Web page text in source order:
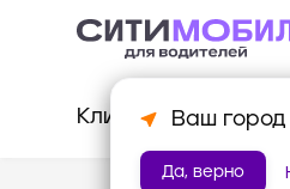
Ваш
Да, верно
Клиентам